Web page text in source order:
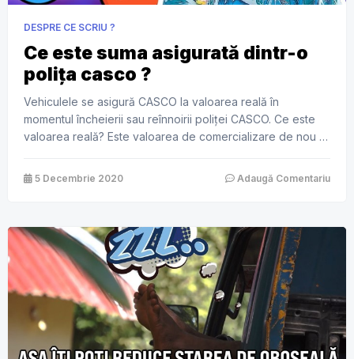
DESPRE CE SCRIU ?
Ce este suma asigurată dintr-o
polița casco ?
Vehiculele se asigură CASCO la valoarea reală în
momentul încheierii sau reînnoirii poliței CASCO. Ce este
valoarea reală? Este valoarea de comercializare de nou a
uzura vechimii vehiculului. În continuare, suma asigurată se
stabilește diferit între mașinile noi 0 km și mașinile second
5 Decembrie 2020 Adaugă Comentariu